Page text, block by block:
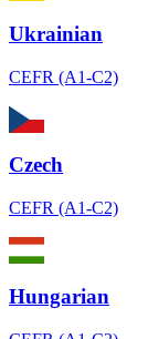
Ukrainian
CEFR (A1-C2)
Czech
CEFR (A1-C2)
Hungarian